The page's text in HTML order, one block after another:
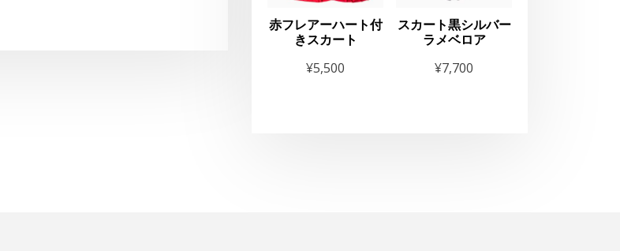
赤フレアーハート付
きスカート
¥5,500
スカート黒シルバー
ラメベロア
¥7,700